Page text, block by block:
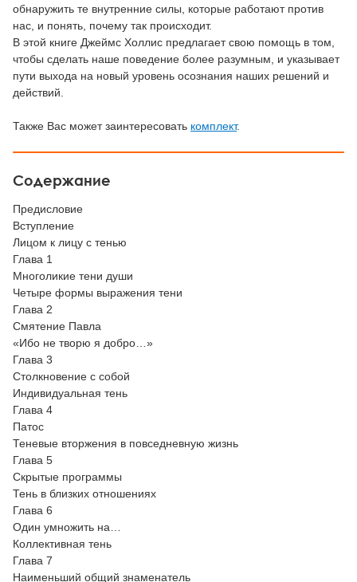
обнаружить те внутренние силы, которые работают против
нас, и понять, почему так происходит.
В этой книге Джеймс Холлис предлагает свою помощь в том,
чтобы сделать наше поведение более разумным, и указывает
пути выхода на новый уровень осознания наших решений и
действий.
Также Вас может заинтересовать комплект.
Содержание
Предисловие
Вступление
Лицом к лицу с тенью
Глава 1
Многоликие тени души
Четыре формы выражения тени
Глава 2
Смятение Павла
«Ибо не творю я добро…»
Глава 3
Столкновение с собой
Индивидуальная тень
Глава 4
Патос
Теневые вторжения в повседневную жизнь
Глава 5
Скрытые программы
Тень в близких отношениях
Глава 6
Один умножить на…
Коллективная тень
Глава 7
Наименьший общий знаменатель